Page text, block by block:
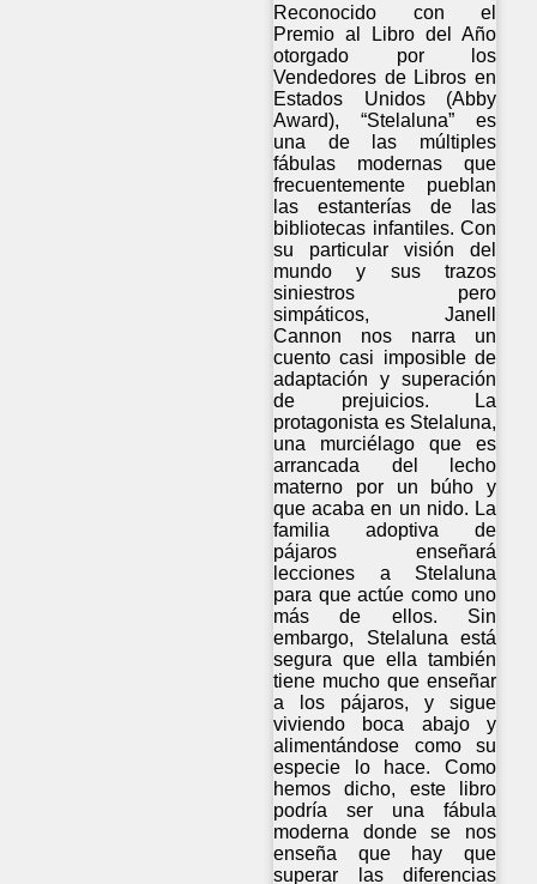
Reconocido con el
Premio al Libro del Año
otorgado por los
Vendedores de Libros en
Estados Unidos (Abby
Award), “Stelaluna” es
una de las múltiples
fábulas modernas que
frecuentemente pueblan
las estanterías de las
bibliotecas infantiles. Con
su particular visión del
mundo y sus trazos
siniestros pero
simpáticos, Janell
Cannon nos narra un
cuento casi imposible de
adaptación y superación
de prejuicios. La
protagonista es Stelaluna,
una murciélago que es
arrancada del lecho
materno por un búho y
que acaba en un nido. La
familia adoptiva de
pájaros enseñará
lecciones a Stelaluna
para que actúe como uno
más de ellos. Sin
embargo, Stelaluna está
segura que ella también
tiene mucho que enseñar
a los pájaros, y sigue
viviendo boca abajo y
alimentándose como su
especie lo hace. Como
hemos dicho, este libro
podría ser una fábula
moderna donde se nos
enseña que hay que
superar las diferencias